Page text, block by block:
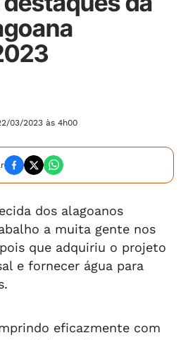
03/2023 às 4h00
dos alagoanos
a muita gente nos
que adquiriu o projeto
e fornecer água para
eficazmente com